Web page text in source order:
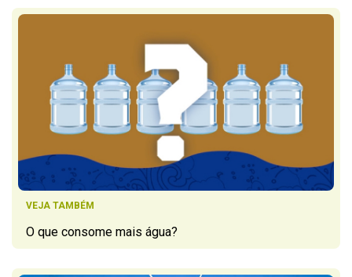
VEJA TAMBÉM
O que consome mais água?